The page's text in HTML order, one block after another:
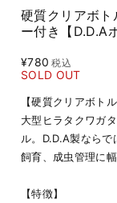
硬質クリアボ
ー付き【D.D.A
¥780 税込
SOLD OUT
【硬質クリアボト
大型ヒラタクワガ
ル。D.D.A製なら
飼育、成虫管理に
【特徴】